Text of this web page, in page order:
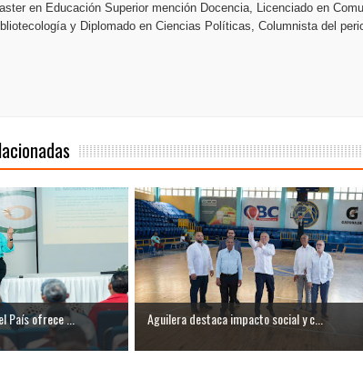
en Educación Superior mención Docencia, Licenciado en
y Diplomado en Ciencias Políticas, Columnista del
País ofrece ... Aguilera destaca impacto social y c...